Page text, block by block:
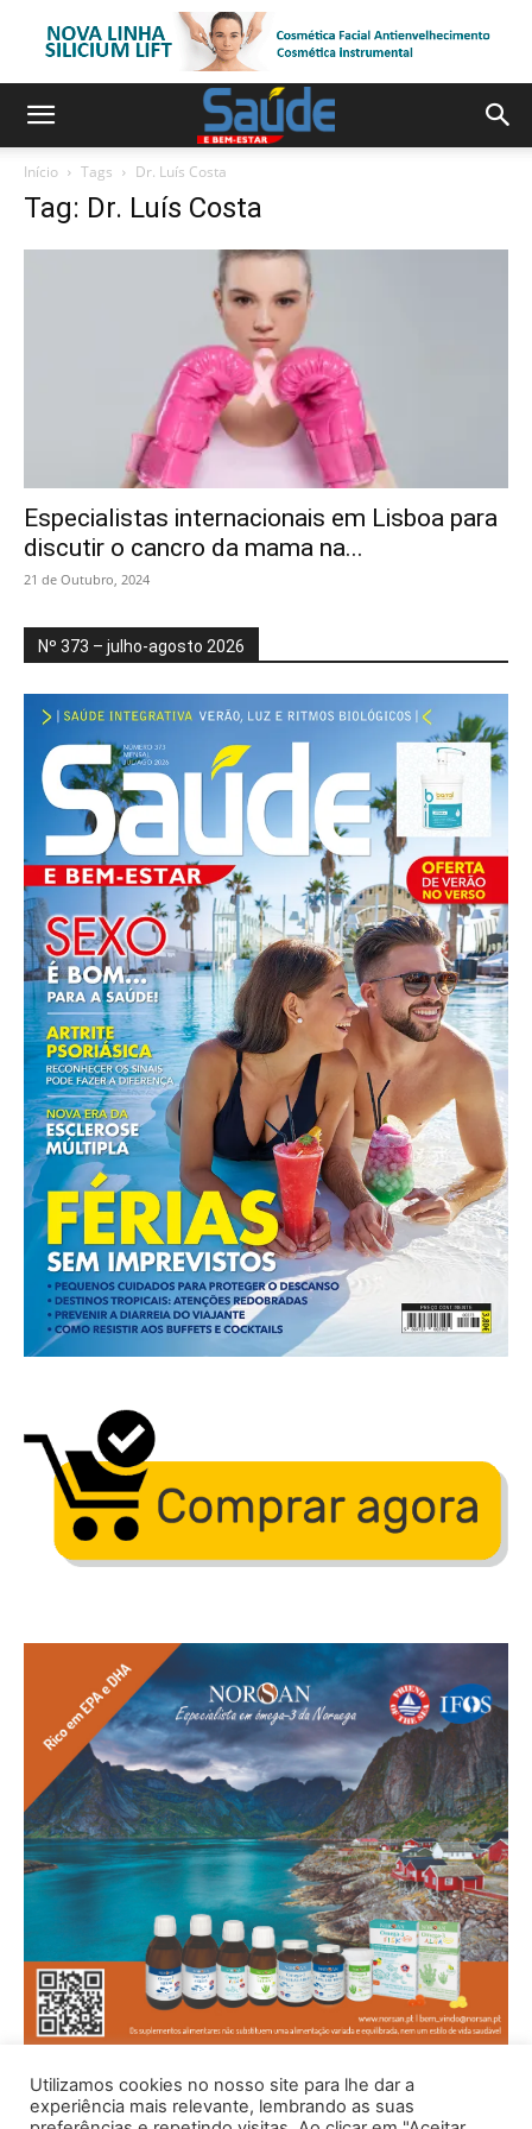
Início Tags Dr. Luís Costa
Tag: Dr. Luís Costa
Especialistas internacionais em Lisboa para
discutir o cancro da mama na...
21 de Outubro, 2024
Nº 373 – julho-agosto 2026
Utilizamos cookies no nosso site para lhe dar a
experiência mais relevante, lembrando as suas